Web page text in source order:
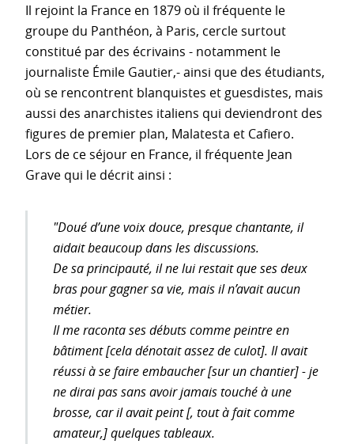
Il rejoint la France en 1879 où il fréquente le
groupe du Panthéon, à Paris, cercle surtout
constitué par des écrivains - notamment le
journaliste Émile Gautier,- ainsi que des étudiants,
où se rencontrent blanquistes et guesdistes, mais
aussi des anarchistes italiens qui deviendront des
figures de premier plan, Malatesta et Cafiero.
Lors de ce séjour en France, il fréquente Jean
Grave qui le décrit ainsi :
"Doué d’une voix douce, presque chantante, il
aidait beaucoup dans les discussions.
De sa principauté, il ne lui restait que ses deux
bras pour gagner sa vie, mais il n’avait aucun
métier.
Il me raconta ses débuts comme peintre en
bâtiment [cela dénotait assez de culot]. Il avait
réussi à se faire embaucher [sur un chantier] - je
ne dirai pas sans avoir jamais touché à une
brosse, car il avait peint [, tout à fait comme
amateur,] quelques tableaux.